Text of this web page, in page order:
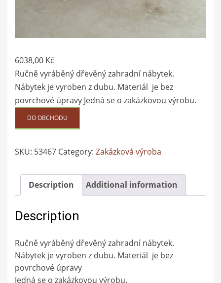
6038,00 Kč
Ručně vyráběný dřevěný zahradní nábytek.
Nábytek je vyroben z dubu. Materiál je bez
povrchové úpravy Jedná se o zakázkovou výrobu.
DO OBCHODU
SKU: 53467 Category: Zakázková výroba
Description Additional information
Description
Ručně vyráběný dřevěný zahradní nábytek.
Nábytek je vyroben z dubu. Materiál je bez
povrchové úpravy
Jedná se o zakázkovou výrobu.